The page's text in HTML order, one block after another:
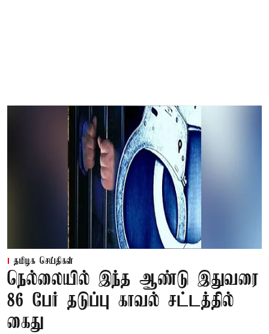
தமிழக செய்திகள்
நெல்லையில் இந்த ஆண்டு இதுவரை
86 பேர் தடுப்பு காவல் சட்டத்தில்
கைது